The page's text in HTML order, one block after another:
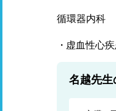
循環器内科
虚血性心疾
名越先生